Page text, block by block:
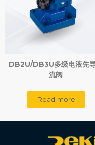
DB2U/DB3U多级电液先
流阀
Read more